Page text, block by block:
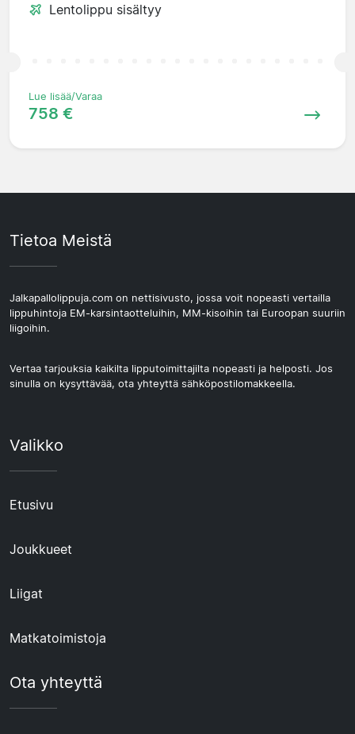
Lentolippu sisältyy
Lue lisää/Varaa
758 €
Tietoa Meistä
Jalkapallolippuja.com on nettisivusto, jossa voit nopeasti vertailla
lippuhintoja EM-karsintaotteluihin, MM-kisoihin tai Euroopan suuriin
liigoihin.
Vertaa tarjouksia kaikilta lipputoimittajilta nopeasti ja helposti. Jos
sinulla on kysyttävää, ota yhteyttä sähköpostilomakkeella.
Valikko
Etusivu
Joukkueet
Liigat
Matkatoimistoja
Ota yhteyttä